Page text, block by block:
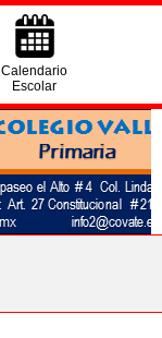
Calendario
Escolar